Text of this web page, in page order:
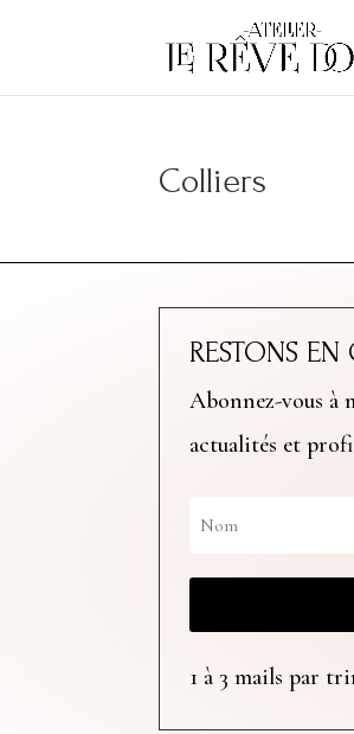
Colliers
RESTONS
Abonnez-vous à
actualités et
1 à 3 mails par